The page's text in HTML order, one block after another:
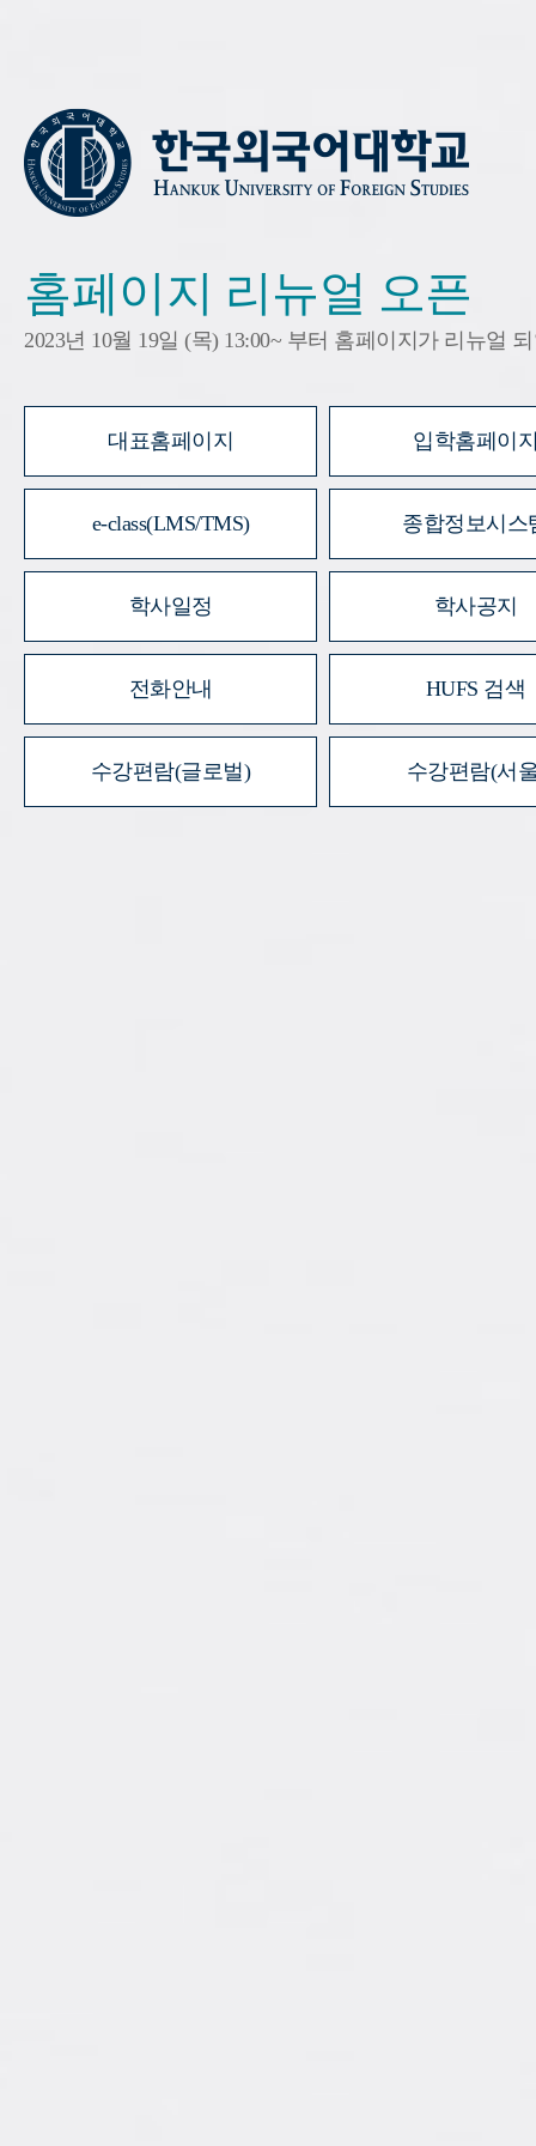
홈페이지 리뉴얼 오픈
2023년 10월 19일 (목) 13:00~ 부터 홈페이지가 리뉴얼
대표홈페이지 입학홈페이
e-class(LMS/TMS) 종합정보시스
학사일정 학사공지
전화안내 HUFS 검색
수강편람(글로벌) 수강편람(서